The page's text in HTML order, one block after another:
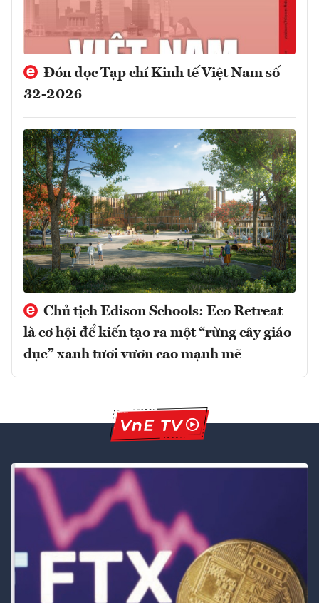
Đón đọc Tạp chí Kinh tế Việt Nam số
32-2026
Chủ tịch Edison Schools: Eco Retreat
là cơ hội để kiến tạo ra một “rừng cây giáo
dục” xanh tươi vươn cao mạnh mẽ